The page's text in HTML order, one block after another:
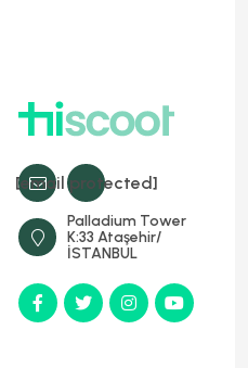
[email protected]
Palladium Tower
K:33 Ataşehir/
İSTANBUL